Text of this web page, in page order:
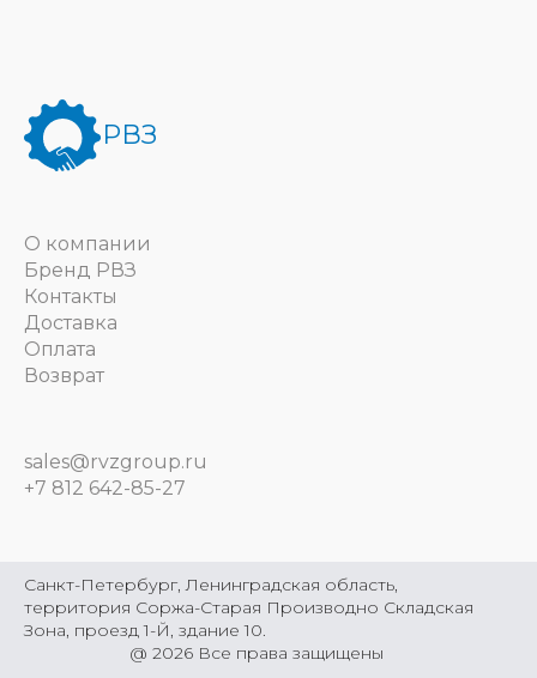
РВЗ
О компании
Бренд РВЗ
Контакты
Доставка
Оплата
Возврат
sales@rvzgroup.ru
+7 812 642-85-27
@ 2026 Все права защищены
Санкт-Петербург, Ленинградская область,
территория Соржа-Старая Производно Складская
Зона, проезд 1-Й, здание 10.